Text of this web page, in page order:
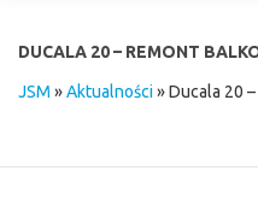
DUCALA 20 – REMONT
JSM »Aktualności»Ducala 20